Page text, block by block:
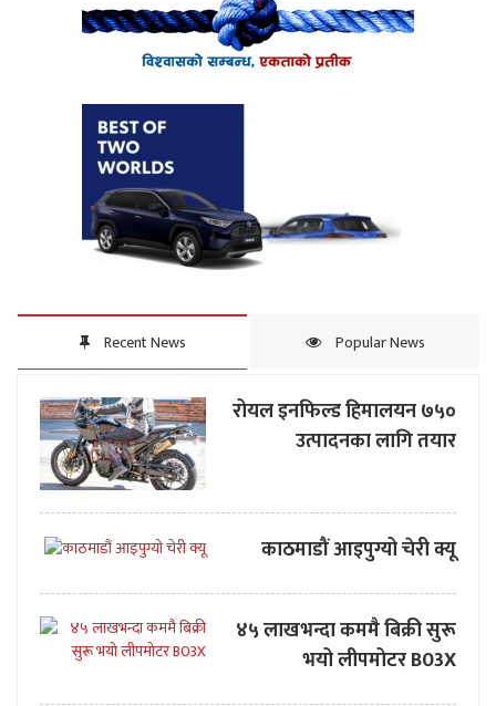
Recent News Popular News
रोयल इनफिल्ड हिमालयन ७५०
उत्पादनका लागि तयार
काठमाडौं आइपुग्यो चेरी क्यू
४५ लाखभन्दा कममै बिक्री सुरू
भयो लीपमोटर B03X